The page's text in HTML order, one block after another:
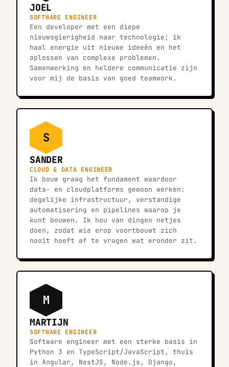
JOEL
SOFTWARE ENGINEER
Een developer met een diepe
nieuwsgierigheid naar technologie; ik
haal energie uit nieuwe ideeën en het
oplossen van complexe problemen.
Samenwerking en heldere communicatie zijn
voor mij de basis van goed teamwork.
S
SANDER
CLOUD & DATA ENGINEER
Ik bouw graag het fundament waardoor
data- en cloudplatforms gewoon werken:
degelijke infrastructuur, verstandige
automatisering en pipelines waarop je
kunt bouwen. Ik hou van dingen netjes
doen, zodat wie erop voortbouwt zich
nooit hoeft af te vragen wat eronder zit.
M
MARTIJN
SOFTWARE ENGINEER
Software engineer met een sterke basis in
Python 3 en TypeScript/JavaScript, thuis
in Angular, NestJS, Node.js, Django,